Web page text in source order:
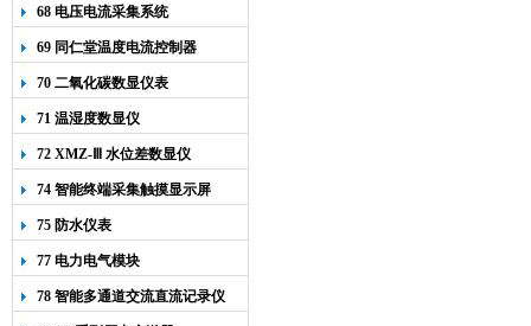
68 电压电流采集系统
69 同仁堂温度电流控制器
70 二氧化碳数显仪表
71 温湿度数显仪
72 XMZ-Ⅲ 水位差数显仪
74 智能终端采集触摸显示屏
75 防水仪表
77 电力电气模块
78 智能多通道交流直流记录仪